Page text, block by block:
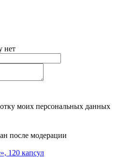
нет
моих персональных данных
после модерации
120 капсул